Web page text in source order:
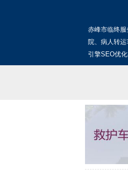
赤峰市临终
院、病人转
引擎SEO优